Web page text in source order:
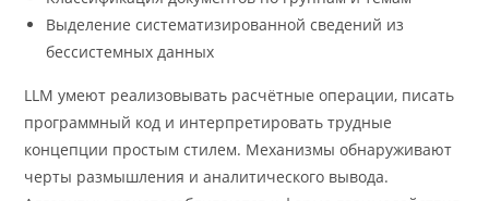
Выделение систематизированной сведений из
бессистемных данных
LLM умеют реализовывать расчётные операции, писать
программный код и интерпретировать трудные
концепции простым стилем. Механизмы обнаруживают
черты размышления и аналитического вывода.